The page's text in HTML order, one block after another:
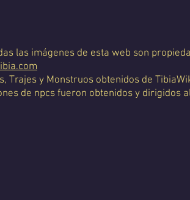
las imágenes de esta web son
Trajes y Monstruos obtenidos de
de npcs fueron obtenidos y dirigidos